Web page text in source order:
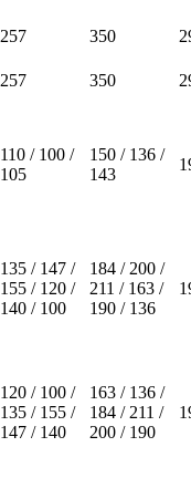
257 350
257 350
110 / 100 /
105
150 / 136 /
143
135 / 147 /
155 / 120 /
140 / 100
184 / 200 /
211 / 163 /
190 / 136
120 / 100 /
135 / 155 /
147 / 140
163 / 136 /
184 / 211 /
200 / 190